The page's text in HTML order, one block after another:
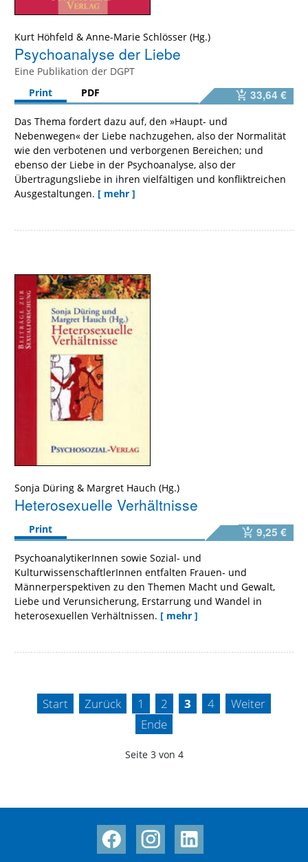
Kurt Höhfeld & Anne-Marie Schlösser
Psychoanalyse der Liebe
Eine Publikation der DGPT
Print
PDF 33,64 €
Das Thema fordert dazu auf, den »Haupt- und
Nebenwegen« der Liebe nachzugehen, also der Normalität
wie den verbotenen und verborgenen Bereichen; und
ebenso der Liebe in der Psychoanalyse, also der
Übertragungsliebe in ihren vielfältigen und konfliktreichen
Ausgestaltungen. [ mehr ]
Sonja Düring & Margret Hauch
Heterosexuelle Verhältnisse
Print 9,25 €
PsychoanalytikerInnen sowie Sozial- und
KulturwissenschaftlerInnen entfalten Frauen- und
Männerperspektiven zu den Themen Macht und Gewalt,
Liebe und Verunsicherung, Erstarrung und Wandel in
heterosexuellen Verhältnissen. [ mehr ]
Start Zurück 1 2 3 4
Weiter
Ende
Seite 3 von 4